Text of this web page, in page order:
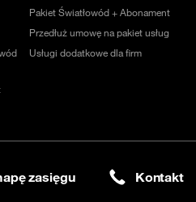
Pakiet Światłowód + Abonament
Przedłuż umowę na pakiet usług
Usługi dodatkowe dla firm
zasięgu Kontakt